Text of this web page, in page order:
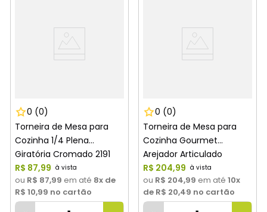
0 (0)
Torneira de Mesa para
Cozinha 1/4 Plena
Giratória Cromado 2191
C62 Imperatriz
R$ 87,99
ou R$ 87,99 em até 8x de
R$ 10,99 no cartão
0 (0)
Torneira de Mesa para
Cozinha Gourmet
Arejador Articulado
Cromado 2189 C55
Imperatriz
R$ 204,99
ou R$ 204,99 em até 10x
de R$ 20,49 no cartão